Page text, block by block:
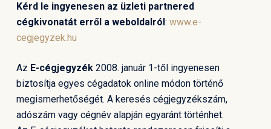
Kérd le ingyenesen az üzleti partnered
cégkivonatát erről a weboldalról: www.e-
cegjegyzek.hu
Az E-cégjegyzék2008. január 1-től ingyenesen
biztosítja egyes cégadatok online módon történő
megismerhetőségét. A keresés cégjegyzékszám,
adószám vagy cégnév alapján egyaránt történhet.